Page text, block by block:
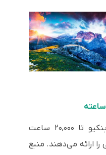
ویدئو پروژکتورهای لیزری بنکیو تا ۲۰,۰۰۰ ساعت
ارائه می‌دهند. منبع